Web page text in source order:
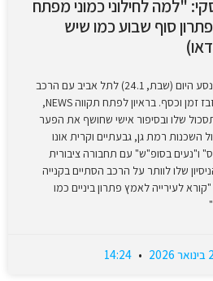
"למה לחילוני כמוני מפתח
פתרון סוף שבוע כמו שיש
גל סדלינסקי, נסע היום (שבת, 24.1) לתל אביב עם הרכב
הפרטי שלו ובזבז זמן וכסף. בראיון לפתח תקווה NEWS,
שלו ובסיפור אישי שחושף את הפער
השכנות רמת גן, גבעתיים וקרית אונו
ו"נעים בסופ"ש" עם תחבורה ציבורית
שלו לוותר על הרכב הסתיים בקנייה
לעירייה לאמץ פתרון ביניים כמו